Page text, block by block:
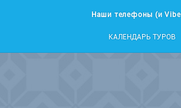
Наши телефоны (и
КАЛЕНДАРЬ ТУРОВ